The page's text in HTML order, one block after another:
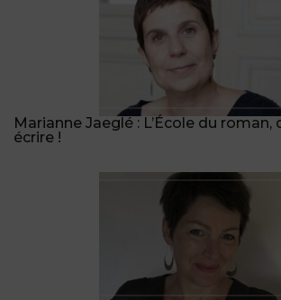
Marianne Jaeglé : L’École du roman,
écrire !